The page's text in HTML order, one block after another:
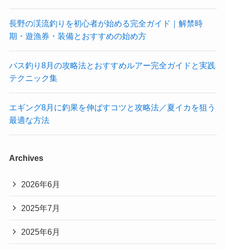
長野の渓流釣りを初心者が始める完全ガイド｜解禁時
期・遊漁券・装備とおすすめの始め方
バス釣り8月の攻略法とおすすめルアー完全ガイドと実践
テクニック集
エギング8月に釣果を伸ばすコツと攻略法／夏イカを狙う
最適な方法
Archives
2026年6月
2025年7月
2025年6月